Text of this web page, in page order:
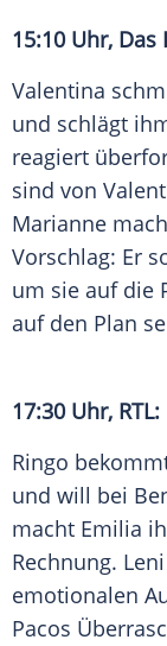
15:10 Uhr,
Valentina
und schlägt
reagiert
sind von
Marianne
Vorschlag: Er
um sie auf die
auf den Plan
17:30 Uhr, RTL:
Ringo
und will bei
macht Emilia
Rechnung. Leni
emotionalen
Pacos